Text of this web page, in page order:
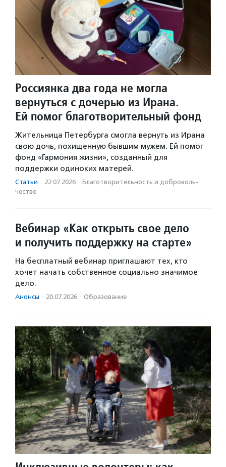
Россиянка два года не могла
вернуться с дочерью из Ирана.
Ей помог благотворительный фонд
Жительница Петербурга смогла вернуть из Ирана
свою дочь, похищенную бывшим мужем. Ей помог
фонд «Гармония жизни», созданный для
поддержки одиноких матерей.
Статьи · 22.07.2026 · Благотвори­тель­ность и доброволь­
чест­во
Вебинар «Как открыть свое дело
и получить поддержку на старте»
На бесплатный вебинар приглашают тех, кто
хочет начать собственное социально значимое
дело.
Анонсы · 20.07.2026 · Образование